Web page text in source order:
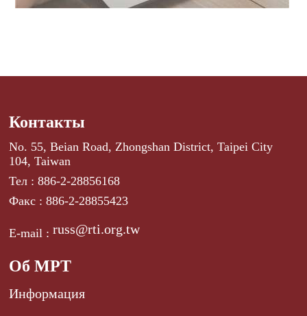
Контакты
No. 55, Beian Road, Zhongshan District, Taipei City
104, Taiwan
Тел : 886-2-28856168
Факс : 886-2-28855423
E-mail :russ@rti.org.tw
Об МРТ
Информация